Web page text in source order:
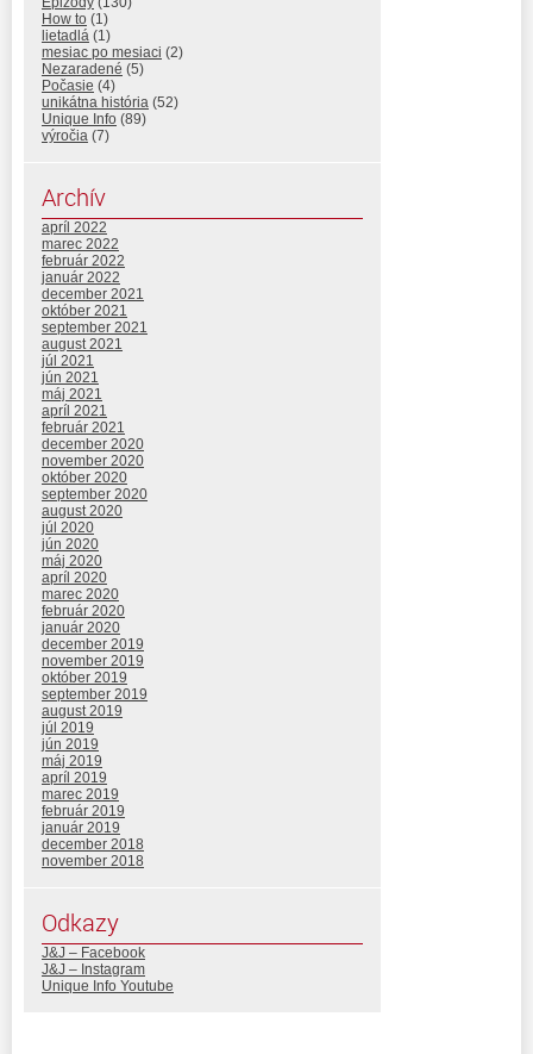
How to (1)
lietadlá (1)
mesiac po mesiaci (2)
Nezaradené (5)
Počasie (4)
unikátna história (52)
Unique Info (89)
výročia (7)
Archív
apríl 2022
marec 2022
február 2022
január 2022
december 2021
október 2021
september 2021
august 2021
júl 2021
jún 2021
máj 2021
apríl 2021
február 2021
december 2020
november 2020
október 2020
september 2020
august 2020
júl 2020
jún 2020
máj 2020
apríl 2020
marec 2020
február 2020
január 2020
december 2019
november 2019
október 2019
september 2019
august 2019
júl 2019
jún 2019
máj 2019
apríl 2019
marec 2019
február 2019
január 2019
december 2018
november 2018
Odkazy
J&J – Facebook
J&J – Instagram
Unique Info Youtube